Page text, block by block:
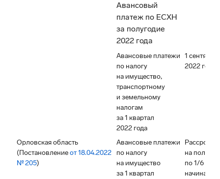
Авансовый
платеж по ЕСХН
за полугодие
2022 года
Авансовые платежи
по налогу
на имущество,
транспортному
и земельному
налогам
за 1 квартал
2022 года
1 сентября
2022 года
Орловская область
(Постановлениеот 18.04.2022
№ 205)
Авансовые платежи
по налогу
на имущество
за 1 квартал
Рассрочка
на полгода
по 1/6 в
начиная